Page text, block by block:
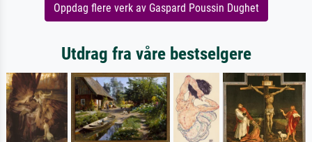
Oppdag flere verk av Gaspard Poussin Dughet
Utdrag fra våre bestselgere